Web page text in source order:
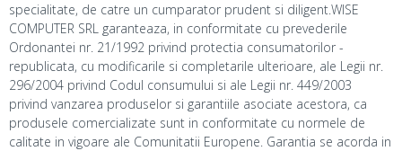
specialitate, de catre un cumparator prudent si diligent.WISE
COMPUTER SRL garanteaza, in conformitate cu prevederile
Ordonantei nr. 21/1992 privind protectia consumatorilor -
republicata, cu modificarile si completarile ulterioare, ale Legii nr.
296/2004 privind Codul consumului si ale Legii nr. 449/2003
privind vanzarea produselor si garantiile asociate acestora, ca
produsele comercializate sunt in conformitate cu normele de
calitate in vigoare ale Comunitatii Europene. Garantia se acorda in